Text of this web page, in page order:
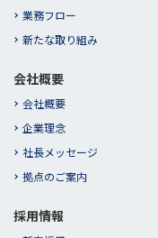
業務フロー
新たな取り組み
会社概要
会社概要
企業理念
社長メッセージ
拠点のご案内
採用情報